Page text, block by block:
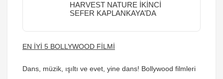
HARVEST NATURE İKİNCİ
SEFER KAPLANKAYA’DA
EN İYİ 5 BOLLYWOOD FİLMİ
Dans, müzik, ışıltı ve evet, yine dans! Bollywood filmleri